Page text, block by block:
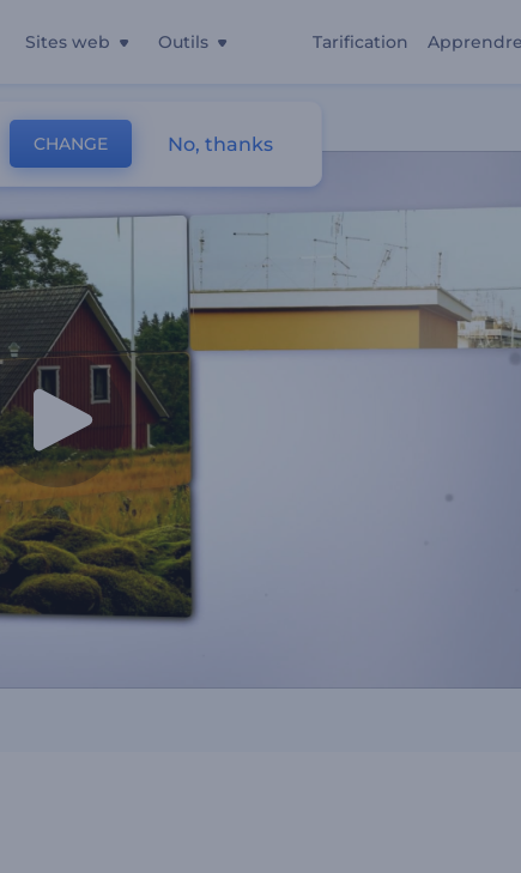
Sites web Outils Tarification Apprendre
CHANGE No, thanks